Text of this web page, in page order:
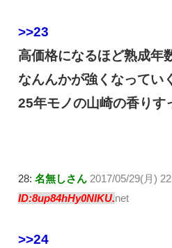
>>23
高価格になるほど熟成年
なんんかが強くなってい
25年モノの山崎の香りす
28: 名無しさん 2017/05/29(月)
ID:8up84hHy0NIKU.net
>>24